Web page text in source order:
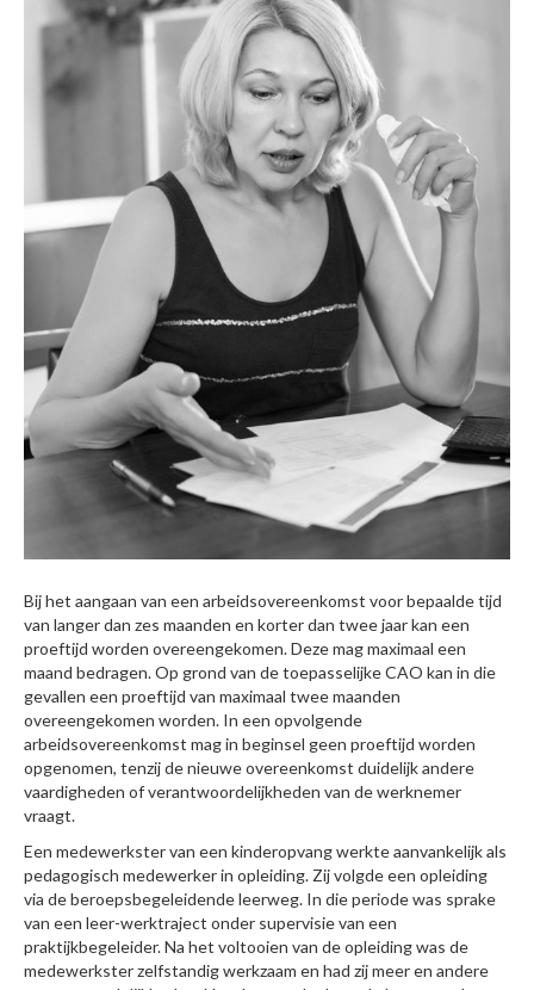
Bij het aangaan van een arbeidsovereenkomst voor bepaalde tijd
van langer dan zes maanden en korter dan twee jaar kan een
proeftijd worden overeengekomen. Deze mag maximaal een
maand bedragen. Op grond van de toepasselijke CAO kan in die
gevallen een proeftijd van maximaal twee maanden
overeengekomen worden. In een opvolgende
arbeidsovereenkomst mag in beginsel geen proeftijd worden
opgenomen, tenzij de nieuwe overeenkomst duidelijk andere
vaardigheden of verantwoordelijkheden van de werknemer
vraagt.
Een medewerkster van een kinderopvang werkte aanvankelijk als
pedagogisch medewerker in opleiding. Zij volgde een opleiding
via de beroepsbegeleidende leerweg. In die periode was sprake
van een leer-werktraject onder supervisie van een
praktijkbegeleider. Na het voltooien van de opleiding was de
medewerkster zelfstandig werkzaam en had zij meer en andere